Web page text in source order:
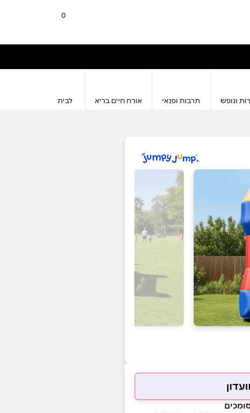
0
ונופש תרבות ופנאי אורח חיים בריא לבית